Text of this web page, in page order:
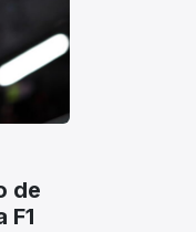
de
F1